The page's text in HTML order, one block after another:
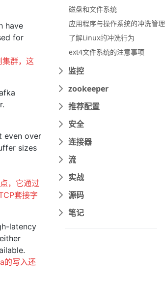
have
for
集群，这
even over
sizes
，它通过
套接字
latency
的写入还
磁盘和文件系统
应用程序与操作系统的冲洗管理
了解Linux的冲洗行为
ext4文件系统的注意事项
监控
zookeeper
推荐配置
安全
连接器
流
实战
源码
笔记